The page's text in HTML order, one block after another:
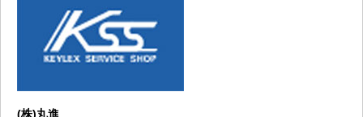
(株)丸進